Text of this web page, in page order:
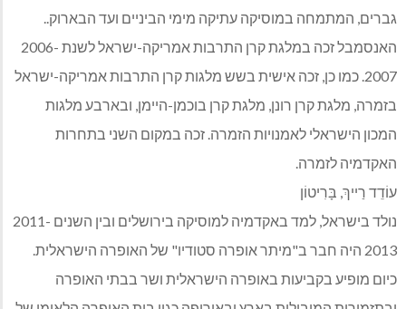
גברים, המתמחה במוסיקה עתיקה מימי הביניים ועד הבארוק..
האנסמבל זכה במלגת קרן התרבות אמריקה-ישראל לשנת 2006-
2007. כמו כן, זכה אישית בשש מלגות קרן התרבות אמריקה-ישראל
בזמרה, מלגת קרן רונן, מלגת קרן בוכמן-היימן, ובארבע מלגות
המכון הישראלי לאמנויות הזמרה. זכה במקום השני בתחרות
האקדמיה לזמרה.
עוֹדֵד רַייךְ, בָּרִיטוֹן
נולד בישראל, למד באקדמיה למוסיקה בירושלים ובין השנים 2011-
2013 היה חבר ב"מיתר אופרה סטודיו" של האופרה הישראלית.
כיום מופיע בקביעות באופרה הישראלית ושר בבתי האופרה